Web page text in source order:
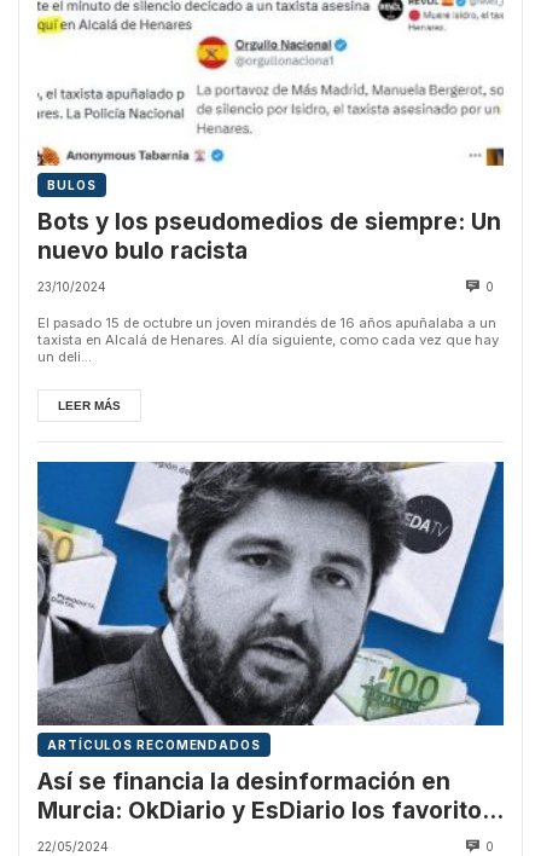
BULOS
Bots y los pseudomedios de siempre: Un
nuevo bulo racista
23/10/2024 0
El pasado 15 de octubre un joven mirandés de 16 años apuñalaba a un
taxista en Alcalá de Henares. Al día siguiente, como cada vez que hay
un deli...
LEER MÁS
ARTÍCULOS RECOMENDADOS
Así se financia la desinformación en
Murcia: OkDiario y EsDiario los favoritos
de López Miras
22/05/2024 0